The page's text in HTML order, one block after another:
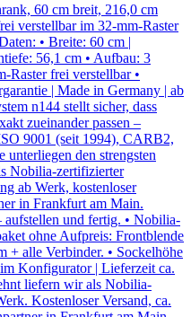
60 cm breit, 216,0 cm
verstellbar im 32-mm-Raster
• Breite: 60 cm |
56,1 cm • Aufbau: 3
Raster frei verstellbar •
| Made in Germany | ab
n144 stellt sicher, dass
zueinander passen –
9001 (seit 1994), CARB2,
den strengsten
Nobilia-zertifizierter
ab Werk, kostenloser
in Frankfurt am Main.
und fertig. • Nobilia-
ohne Aufpreis: Frontblende
+ alle Verbinder. • Sockelhöhe
Konfigurator | Lieferzeit ca.
liefern wir als Nobilia-
Kostenloser Versand, ca.